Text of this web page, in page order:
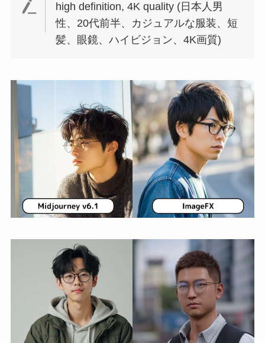
high definition, 4K quality (日本人男
性、20代前半、カジュアルな服装、短
髪、眼鏡、ハイビジョン、4K画質)